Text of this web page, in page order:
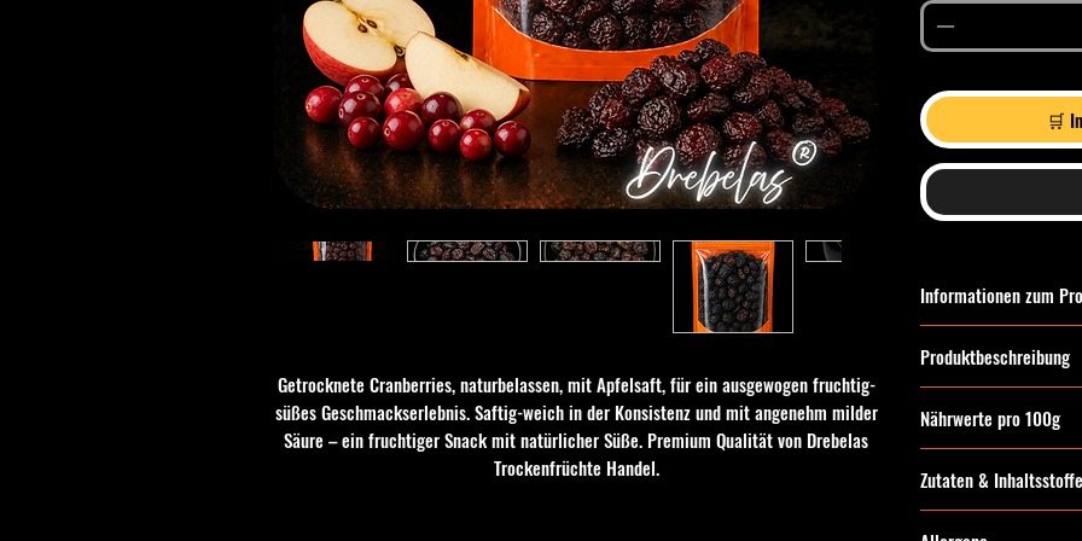
Getrocknete Cranberries, naturbelassen, mit Apfelsaft, für ein ausgewogen fruchtig-
süßes Geschmackserlebnis. Saftig-weich in der Konsistenz und mit angenehm milder
Säure – ein fruchtiger Snack mit natürlicher Süße. Premium Qualität von Drebelas
Trockenfrüchte Handel.
🛒
Informationen zum
Produktbeschreibung
Unsere
sind eine köstliche
ausgewählt und
natürliche Süße und
Nährwerte pro 100g
Brennwert in (kJ)
Zutaten & Inhaltsstoffe